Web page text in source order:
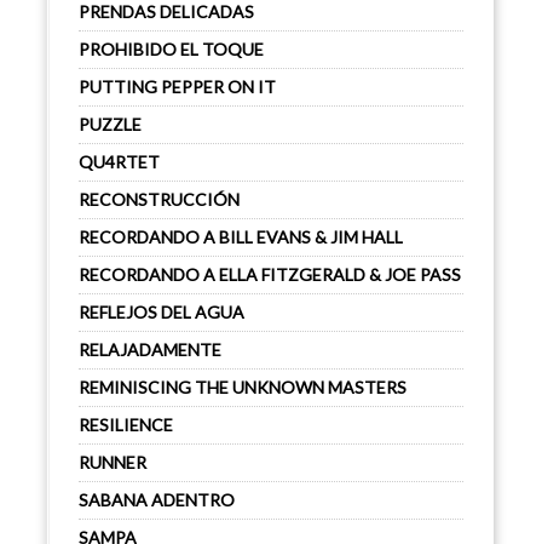
PRENDAS DELICADAS
PROHIBIDO EL TOQUE
PUTTING PEPPER ON IT
PUZZLE
QU4RTET
RECONSTRUCCIÓN
RECORDANDO A BILL EVANS & JIM HALL
RECORDANDO A ELLA FITZGERALD & JOE PASS
REFLEJOS DEL AGUA
RELAJADAMENTE
REMINISCING THE UNKNOWN MASTERS
RESILIENCE
RUNNER
SABANA ADENTRO
SAMPA